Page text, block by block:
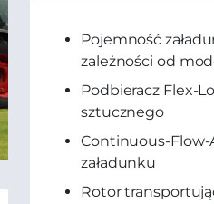
Pojemność
zależności od
Podbieracz Flex-
sztucznego
Continuous-
załadunku
Rotor